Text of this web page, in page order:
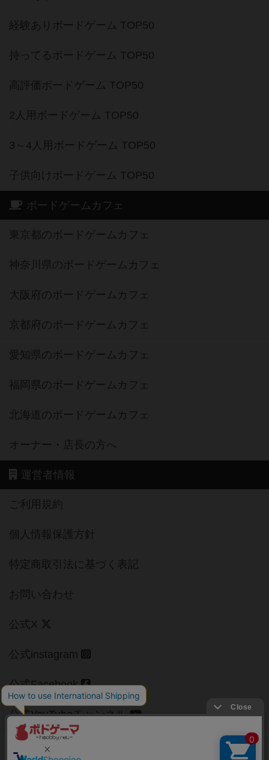
経験ありボードゲーム TOP50
持ってるボードゲーム TOP50
高評価ボードゲーム TOP50
2人用ボードゲーム TOP50
3～4人用ボードゲーム TOP50
子供向けボードゲーム TOP50
ボードゲームカフェ
東京都のボードゲームカフェ
神奈川県のボードゲームカフェ
大阪府のボードゲームカフェ
京都府のボードゲームカフェ
愛知県のボードゲームカフェ
福岡県のボードゲームカフェ
北海道のボードゲームカフェ
オーナー・店長の方へ
運営者情報
ご利用規約
個人情報保護方針
特定商取引法に基づく表記
お問い合わせ
公式X
公式instagram
公式Facebook
公式YouTubeチャンネル